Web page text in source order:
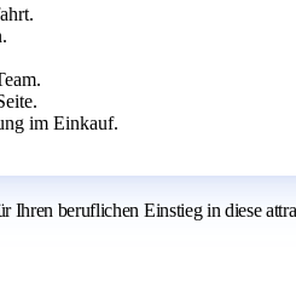
im Einkauf.
beruflichen Einstieg in diese